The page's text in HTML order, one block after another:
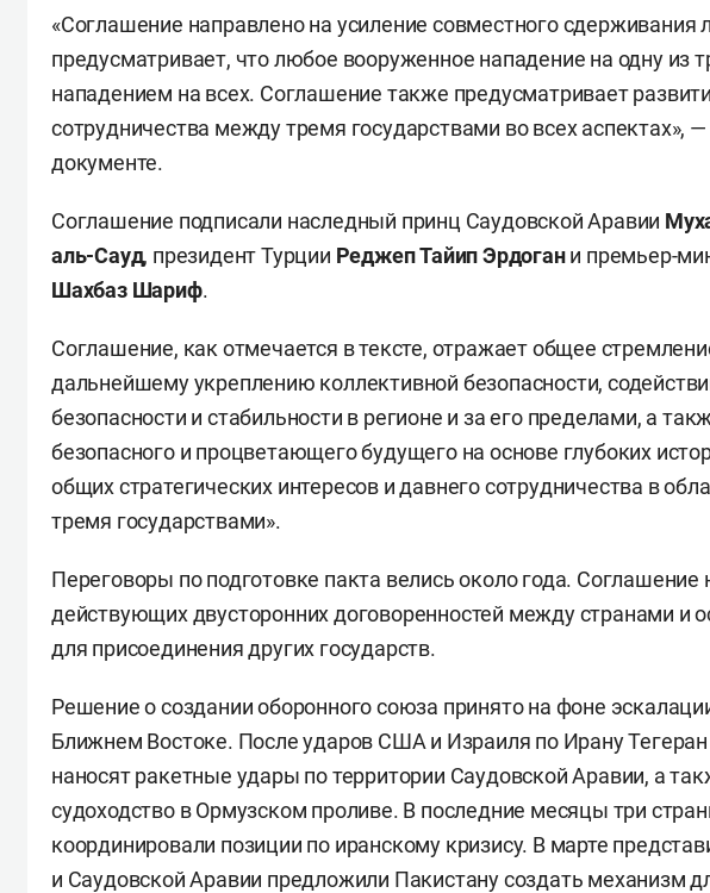
«Соглашение направлено на усиление совместного сдерживания
предусматривает, что любое вооруженное нападение на одну из
нападением на всех. Соглашение также предусматривает
сотрудничества между тремя государствами во всех аспектах», —
документе.
Соглашение подписали наследный принц Саудовской Аравии
аль-Сауд, президент Турции РеджепТайип Эрдогани премьер-
Шахбаз Шариф.
Соглашение, как отмечается в тексте, отражает общее
дальнейшему укреплению коллективной безопасности,
безопасности и стабильности в регионе и за его пределами, а
безопасного и процветающего будущего на основе глубоких
общих стратегических интересов и давнего сотрудничества в
тремя государствами».
Переговоры по подготовке пакта велись около года. Соглашение
действующих двусторонних договоренностей между странами и
для присоединения других государств.
Решение о создании оборонного союза принято на фоне
Ближнем Востоке. После ударов США и Израиля по Ирану Тегеран
наносят ракетные удары по территории Саудовской Аравии, а
судоходство в Ормузском проливе. В последние месяцы три
координировали позиции по иранскому кризису. В марте
и Саудовской Аравии предложили Пакистану создать механизм